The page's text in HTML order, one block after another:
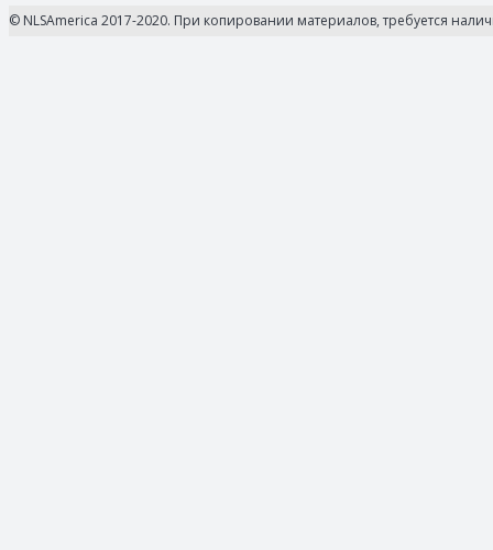
© NLSAmerica 2017-2020. При копировании материалов, требуется